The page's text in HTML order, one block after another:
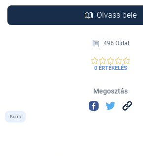
Olvass bele
496 Oldal
0 ÉRTÉKELÉS
Megosztás
Krimi